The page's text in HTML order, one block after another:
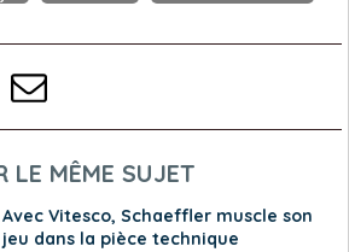
LE MÊME SUJET
Avec Vitesco, Schaeffler muscle son
jeu dans la pièce technique